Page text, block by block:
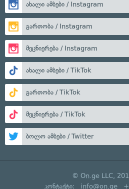
ახალი ამბები / Instagram
გართობა / Instagram
მეცნიერება / Instagram
ახალი ამბები / TikTok
გართობა / TikTok
მეცნიერება / TikTok
ბოლო ამბები / Twitter
© On.ge LLC,
კონტაქტი: info@on.ge